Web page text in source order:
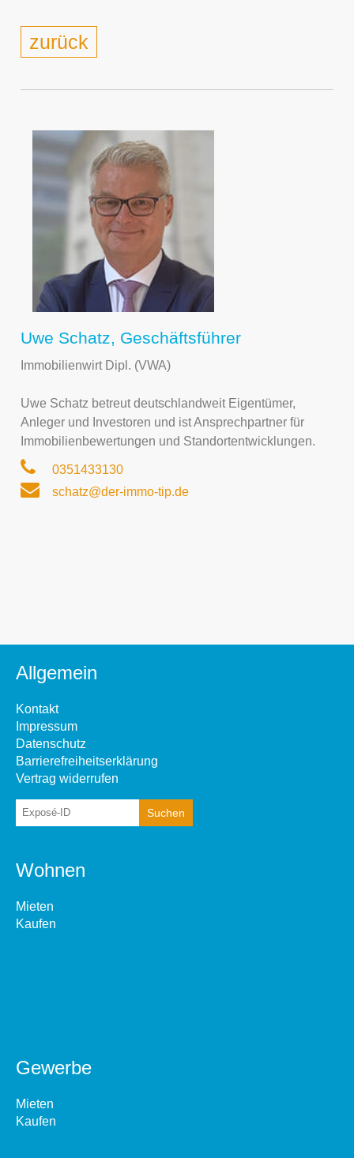
zurück
Uwe Schatz, Geschäftsführer
Immobilienwirt Dipl. (VWA)
Uwe Schatz betreut deutschlandweit Eigentümer,
Anleger und Investoren und ist Ansprechpartner für
Immobilienbewertungen und Standortentwicklungen.
0351433130
schatz@der-immo-tip.de
Allgemein
Kontakt
Impressum
Datenschutz
Barrierefreiheitserklärung
Vertrag widerrufen
Wohnen
Mieten
Kaufen
Gewerbe
Mieten
Kaufen